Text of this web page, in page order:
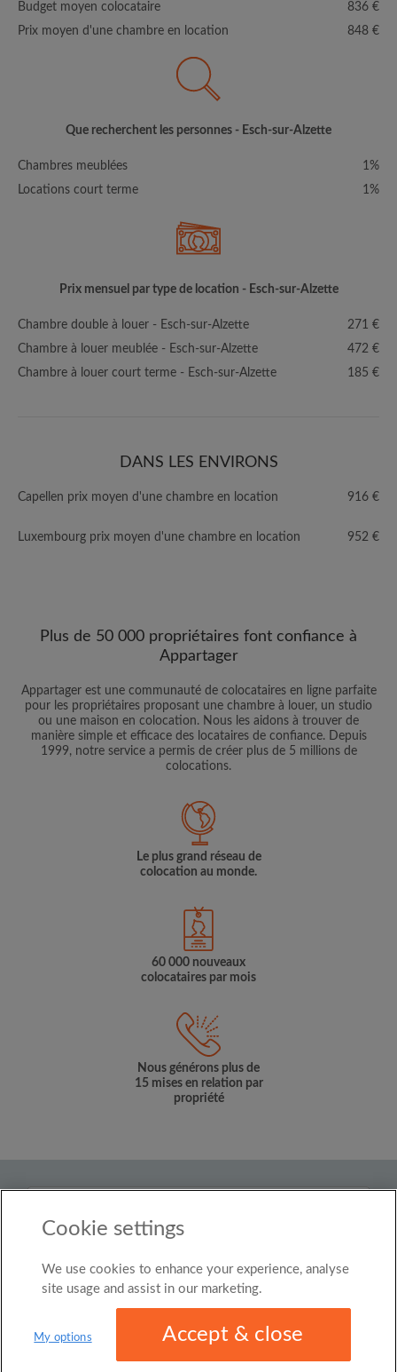
Budget moyen colocataire
836 €
Prix moyen d'une chambre en location
848 €
Que recherchent les personnes - Esch-sur-Alzette
Chambres meublées
1%
Locations court terme
1%
Prix mensuel par type de location - Esch-sur-Alzette
Chambre double à louer - Esch-sur-Alzette
271 €
Chambre à louer meublée - Esch-sur-Alzette
472 €
Chambre à louer court terme - Esch-sur-Alzette
185 €
DANS LES ENVIRONS
Capellen prix moyen d'une chambre en location 916 €
Luxembourg prix moyen d'une chambre en location 952 €
Plus de 50 000 propriétaires font confiance à
Appartager
Appartager est une communauté de colocataires en ligne parfaite
pour les propriétaires proposant une chambre à louer, un studio
ou une maison en colocation. Nous les aidons à trouver de
manière simple et efficace des locataires de confiance. Depuis
1999, notre service a permis de créer plus de 5 millions de
colocations.
Le plus grand réseau de
colocation au monde.
60 000 nouveaux
colocataires par mois
Nous générons plus de
15 mises en relation par
propriété
Luxembourg
© Roomgo Limited 2025 - 21 Market Place, Stockport,
United Kingdom, SK1 1EU
Cookie settings
We use cookies to enhance your experience, analyse
site usage and assist in our marketing.
My options Accept & close